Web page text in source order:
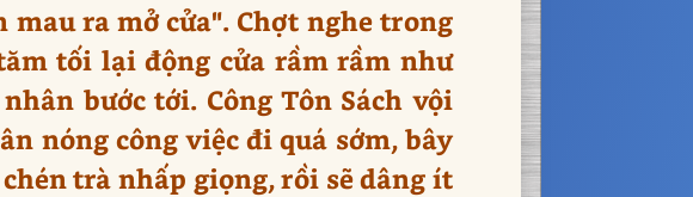
ra mở cửa". Chợt nghe trong
tối lại động cửa rầm rầm như
bước tới. Công Tôn Sách vội
nóng công việc đi quá sớm, bây
trà nhấp giọng, rồi sẽ dâng ít